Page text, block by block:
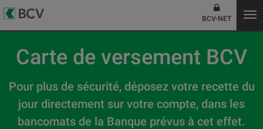
BCV-NET
Carte de versement BCV
Pour plus de sécurité, déposez votre recette du
jour directement sur votre compte, dans les
bancomats de la Banque prévus à cet effet.